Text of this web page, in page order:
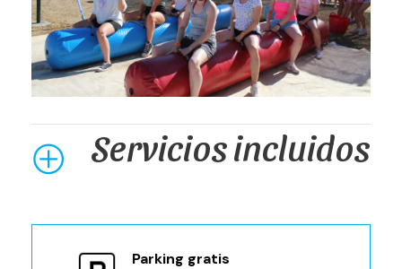
Servicios incluidos
Parking gratis